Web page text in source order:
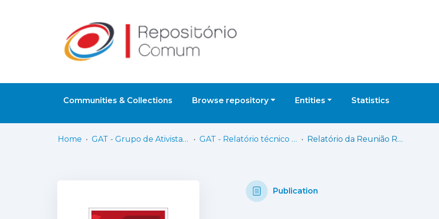
Communities & Collections Browse repository Entities Statistics
Home GAT - Grupo de Ativistas em Tratamentos GAT - Relatório técnico científico Relatório da Reunião Regional Trabalhar em Conjunto para a Saúde Pública: Minimizar o Impacto do Uso de Drogas Ilícitas nos Países de Língua Portuguesa
Publication